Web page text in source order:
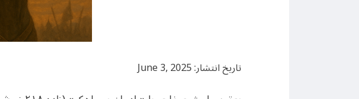
تاریخ انتشار: June 3, 2025